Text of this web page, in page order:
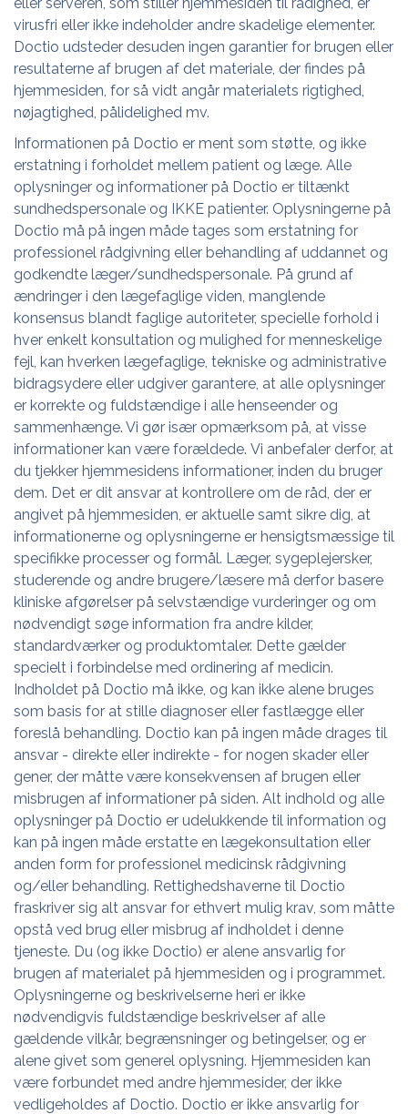
virusfri eller ikke indeholder andre skadelige elementer.
Doctio udsteder desuden ingen garantier for brugen eller
resultaterne af brugen af det materiale, der findes på
hjemmesiden, for så vidt angår materialets rigtighed,
nøjagtighed, pålidelighed mv.
Informationen på Doctio er ment som støtte, og ikke
erstatning i forholdet mellem patient og læge. Alle
oplysninger og informationer på Doctio er tiltænkt
sundhedspersonale og IKKE patienter. Oplysningerne på
Doctio må på ingen måde tages som erstatning for
professionel rådgivning eller behandling af uddannet og
godkendte læger/sundhedspersonale. På grund af
ændringer i den lægefaglige viden, manglende
konsensus blandt faglige autoriteter, specielle forhold i
hver enkelt konsultation og mulighed for menneskelige
fejl, kan hverken lægefaglige, tekniske og administrative
bidragsydere eller udgiver garantere, at alle oplysninger
er korrekte og fuldstændige i alle henseender og
sammenhænge. Vi gør især opmærksom på, at visse
informationer kan være forældede. Vi anbefaler derfor, at
du tjekker hjemmesidens informationer, inden du bruger
dem. Det er dit ansvar at kontrollere om de råd, der er
angivet på hjemmesiden, er aktuelle samt sikre dig, at
informationerne og oplysningerne er hensigtsmæssige til
specifikke processer og formål. Læger, sygeplejersker,
studerende og andre brugere/læsere må derfor basere
kliniske afgørelser på selvstændige vurderinger og om
nødvendigt søge information fra andre kilder,
standardværker og produktomtaler. Dette gælder
specielt i forbindelse med ordinering af medicin.
Indholdet på Doctio må ikke, og kan ikke alene bruges
som basis for at stille diagnoser eller fastlægge eller
foreslå behandling. Doctio kan på ingen måde drages til
ansvar - direkte eller indirekte - for nogen skader eller
gener, der måtte være konsekvensen af brugen eller
misbrugen af informationer på siden. Alt indhold og alle
oplysninger på Doctio er udelukkende til information og
kan på ingen måde erstatte en lægekonsultation eller
anden form for professionel medicinsk rådgivning
og/eller behandling. Rettighedshaverne til Doctio
fraskriver sig alt ansvar for ethvert mulig krav, som måtte
opstå ved brug eller misbrug af indholdet i denne
tjeneste. Du (og ikke Doctio) er alene ansvarlig for
brugen af materialet på hjemmesiden og i programmet.
Oplysningerne og beskrivelserne heri er ikke
nødvendigvis fuldstændige beskrivelser af alle
gældende vilkår, begrænsninger og betingelser, og er
alene givet som generel oplysning. Hjemmesiden kan
være forbundet med andre hjemmesider, der ikke
vedligeholdes af Doctio. Doctio er ikke ansvarlig for